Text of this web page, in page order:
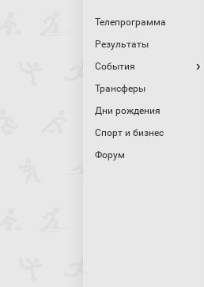
Телепрограмма
Результаты
События
Трансферы
Дни рождения
Спорт и бизнес
Форум